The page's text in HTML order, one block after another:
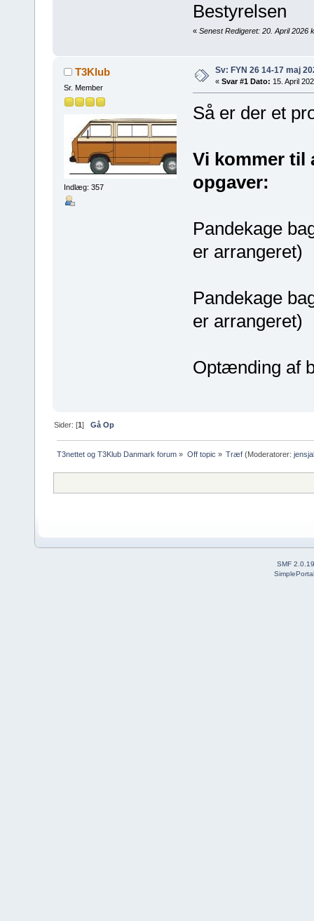
Bestyrelsen
« Senest Redigeret: 20. April 2026
T3Klub
Sr. Member
Indlæg: 357
Sv: FYN 26 14-17 maj
« Svar #1 Dato: 15. April
Så er der et
Vi kommer til
opgaver:
Pandekage
er arrangeret)
Pandekage
er arrangeret)
Optænding af
Sider: [1]Gå Op
T3nettet og T3Klub Danmark forum » Off topic » Træf(Moderatorer:
SMF 2.0.19